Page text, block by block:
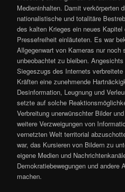
Medieninhalten. Damit verkörperten
nationalistische und totalitäre
des kalten Krieges ein neues
Pressefreiheit einläuteten. Es war
Allgegenwart von Kameras nur noch
unbeobachtet zu bleiben.
Siegeszugs des Internets
Kräften eine zunehmende
Desinformation, Leugnung und
setzte auf solche
Verbreitung unerwünschter Bilder
weitere Verzweigungen von
vernetzten Welt territorial
war, das Kursieren von Bildern zu
eigene Medien und
Demokratiebewegungen und
machen.